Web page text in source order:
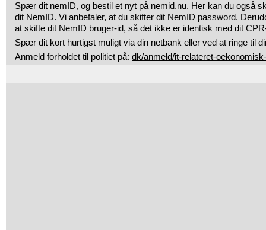
Spær dit nemID, og bestil et nyt på nemid.nu. Her kan du også
dit NemID. Vi anbefaler, at du skifter dit NemID password.
at skifte dit NemID bruger-id, så det ikke er identisk med dit
Spær dit kort hurtigst muligt via din netbank eller ved at ringe til
Anmeld forholdet til politiet på: dk/anmeld/it-relateret-